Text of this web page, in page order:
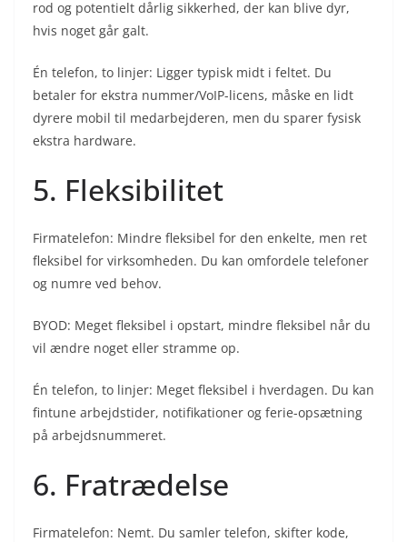
rod og potentielt dårlig sikkerhed, der kan blive dyr,
hvis noget går galt.
Én telefon, to linjer: Ligger typisk midt i feltet. Du
betaler for ekstra nummer/VoIP-licens, måske en lidt
dyrere mobil til medarbejderen, men du sparer fysisk
ekstra hardware.
5. Fleksibilitet
Firmatelefon: Mindre fleksibel for den enkelte, men ret
fleksibel for virksomheden. Du kan omfordele telefoner
og numre ved behov.
BYOD: Meget fleksibel i opstart, mindre fleksibel når du
vil ændre noget eller stramme op.
Én telefon, to linjer: Meget fleksibel i hverdagen. Du kan
fintune arbejdstider, notifikationer og ferie-opsætning
på arbejdsnummeret.
6. Fratrædelse
Firmatelefon: Nemt. Du samler telefon, skifter kode,